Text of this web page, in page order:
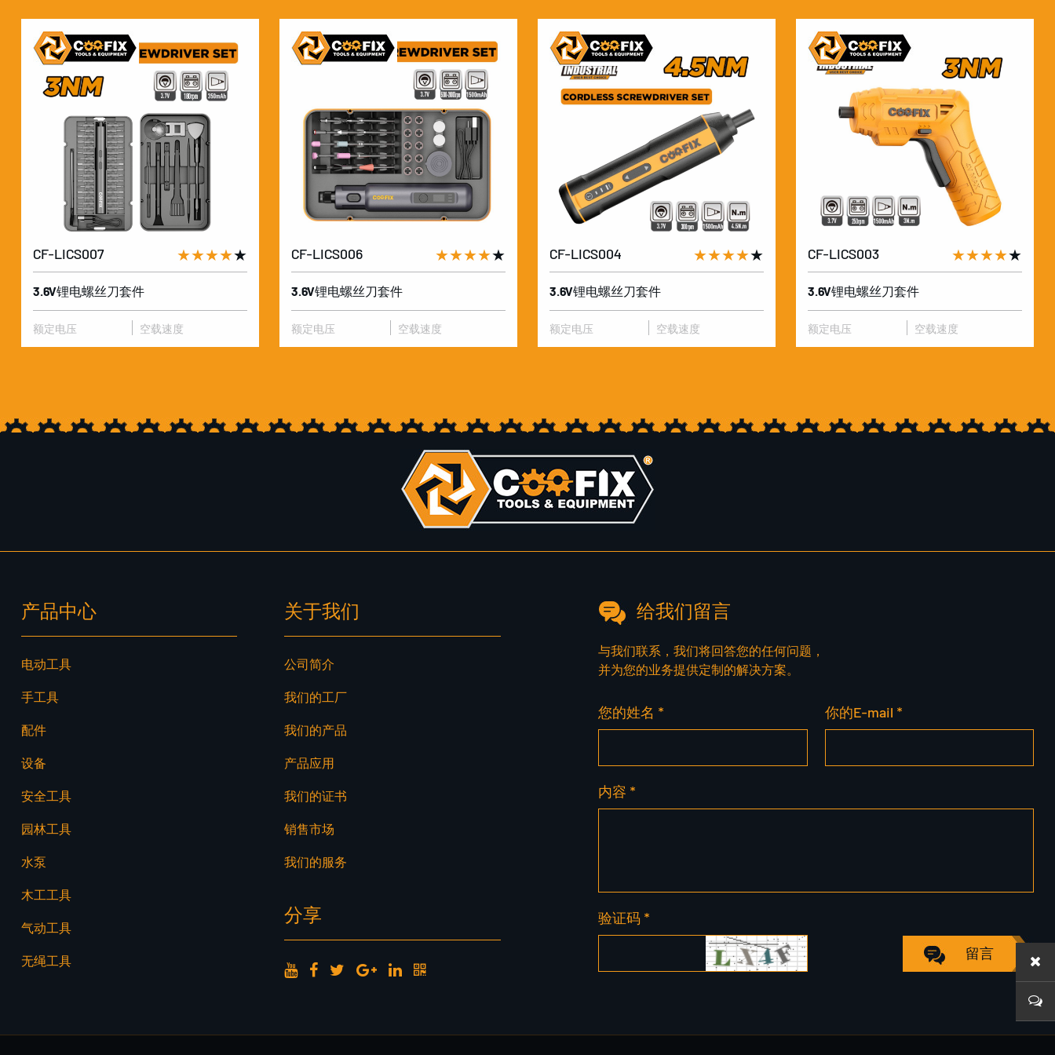
★★★★★
CF-LICS007
3.6V锂电螺丝刀套件
额定电压 空载速度
★★★★★
CF-LICS006
3.6V锂电螺丝刀套件
额定电压 空载速度
★★★★★
CF-LICS004
3.6V锂电螺丝刀套件
额定电压 空载速度
★★★★★
CF-LICS003
3.6V锂电螺丝刀套件
额定电压 空载速度
产品中心
电动工具
手工具
配件
设备
安全工具
园林工具
水泵
木工工具
气动工具
无绳工具
关于我们
公司简介
我们的工厂
我们的产品
产品应用
我们的证书
销售市场
我们的服务
分享
给我们留言
与我们联系，我们将回答您的任何问题，
并为您的业务提供定制的解决方案。
您的姓名 * 你的E-mail *
内容 *
验证码 *
留言